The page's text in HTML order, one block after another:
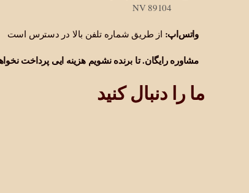
NV 89104
واتس‌اپ: از طریق شماره تلفن بالا در دسترس است
مشاوره رایگان. تا برنده نشویم هزینه ایی پرداخت
ما را دنبال کنید